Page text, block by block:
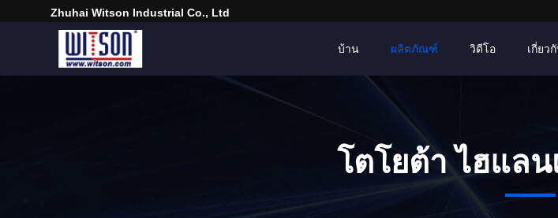
Zhuhai Witson Industrial Co., Ltd
บ้าน ผลิตภัณฑ์ วิดีโอ เกี่ยว
โตโยต้า ไฮแลน